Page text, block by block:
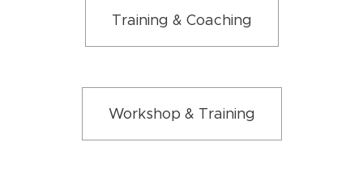
Training & Coaching
Workshop & Training